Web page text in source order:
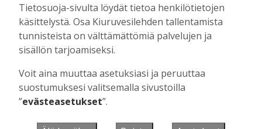
se tästä.
Käyntiosoite :
Kiuruvesi Lehti oy
Niemistenkatu 4
Kiuruvesi
Tietosuoja-sivulta löydät tietoa henkilötietojen
käsittelystä. Osa Kiuruvesilehden tallentamista
tunnisteista on välttämättömiä palvelujen ja
sisällön tarjoamiseksi.
Voit aina muuttaa asetuksiasi ja peruuttaa
suostumuksesi valitsemalla sivustoilla
”evästeasetukset”.